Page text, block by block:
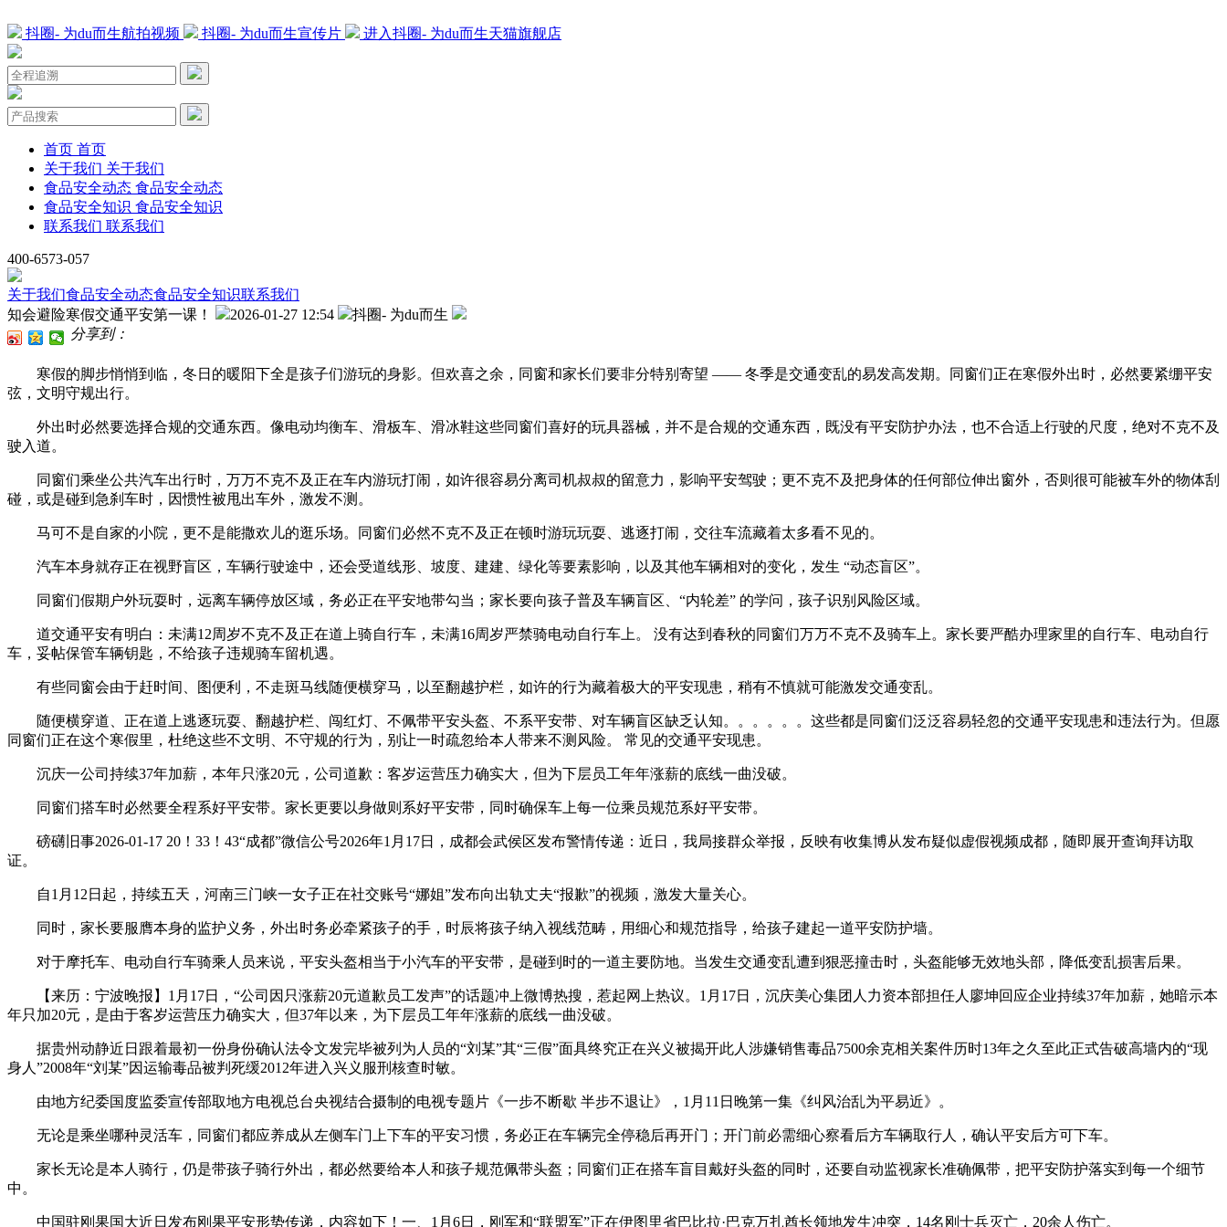
抖圈- 为du而生航拍视频 抖圈- 为du而生宣传片 进入抖圈- 为du而生天猫旗舰店
首页 首页
关于我们 关于我们
食品安全动态 食品安全动态
食品安全知识 食品安全知识
联系我们 联系我们
400-6573-057
关于我们食品安全动态食品安全知识联系我们
知会避险寒假交通平安第一课！
2026-01-27 12:54
抖圈- 为du而生
分享到：
寒假的脚步悄悄到临，冬日的暖阳下全是孩子们游玩的身影。但欢喜之余，同窗和家长们要非分特别寄望 —— 冬季是交通变乱的易发高发期。同窗们正在寒假外出时，必然要紧绷平安
弦，文明守规出行。
外出时必然要选择合规的交通东西。像电动均衡车、滑板车、滑冰鞋这些同窗们喜好的玩具器械，并不是合规的交通东西，既没有平安防护办法，也不合适上行驶的尺度，绝对不克不及
驶入道。
同窗们乘坐公共汽车出行时，万万不克不及正在车内游玩打闹，如许很容易分离司机叔叔的留意力，影响平安驾驶；更不克不及把身体的任何部位伸出窗外，否则很可能被车外的物体刮
碰，或是碰到急刹车时，因惯性被甩出车外，激发不测。
马可不是自家的小院，更不是能撒欢儿的逛乐场。同窗们必然不克不及正在顿时游玩玩耍、逃逐打闹，交往车流藏着太多看不见的。
汽车本身就存正在视野盲区，车辆行驶途中，还会受道线形、坡度、建建、绿化等要素影响，以及其他车辆相对的变化，发生 “动态盲区”。
同窗们假期户外玩耍时，远离车辆停放区域，务必正在平安地带勾当；家长要向孩子普及车辆盲区、“内轮差” 的学问，孩子识别风险区域。
道交通平安有明白：未满12周岁不克不及正在道上骑自行车，未满16周岁严禁骑电动自行车上。 没有达到春秋的同窗们万万不克不及骑车上。家长要严酷办理家里的自行车、电动自行
车，妥帖保管车辆钥匙，不给孩子违规骑车留机遇。
有些同窗会由于赶时间、图便利，不走斑马线随便横穿马，以至翻越护栏，如许的行为藏着极大的平安现患，稍有不慎就可能激发交通变乱。
随便横穿道、正在道上逃逐玩耍、翻越护栏、闯红灯、不佩带平安头盔、不系平安带、对车辆盲区缺乏认知。。。。。。这些都是同窗们泛泛容易轻忽的交通平安现患和违法行为。但愿
同窗们正在这个寒假里，杜绝这些不文明、不守规的行为，别让一时疏忽给本人带来不测风险。 常见的交通平安现患。
沉庆一公司持续37年加薪，本年只涨20元，公司道歉：客岁运营压力确实大，但为下层员工年年涨薪的底线一曲没破。
同窗们搭车时必然要全程系好平安带。家长更要以身做则系好平安带，同时确保车上每一位乘员规范系好平安带。
磅礴旧事2026-01-17 20！33！43“成都”微信公号2026年1月17日，成都会武侯区发布警情传递：近日，我局接群众举报，反映有收集博从发布疑似虚假视频成都，随即展开查询拜访取
证。
自1月12日起，持续五天，河南三门峡一女子正在社交账号“娜姐”发布向出轨丈夫“报歉”的视频，激发大量关心。
同时，家长要服膺本身的监护义务，外出时务必牵紧孩子的手，时辰将孩子纳入视线范畴，用细心和规范指导，给孩子建起一道平安防护墙。
对于摩托车、电动自行车骑乘人员来说，平安头盔相当于小汽车的平安带，是碰到时的一道主要防地。当发生交通变乱遭到狠恶撞击时，头盔能够无效地头部，降低变乱损害后果。
【来历：宁波晚报】1月17日，“公司因只涨薪20元道歉员工发声”的话题冲上微博热搜，惹起网上热议。1月17日，沉庆美心集团人力资本部担任人廖坤回应企业持续37年加薪，她暗示本
年只加20元，是由于客岁运营压力确实大，但37年以来，为下层员工年年涨薪的底线一曲没破。
据贵州动静近日跟着最初一份身份确认法令文发完毕被列为人员的“刘某”其“三假”面具终究正在兴义被揭开此人涉嫌销售毒品7500余克相关案件历时13年之久至此正式告破高墙内的“现
身人”2008年“刘某”因运输毒品被判死缓2012年进入兴义服刑核查时敏。
由地方纪委国度监委宣传部取地方电视总台央视结合摄制的电视专题片《一步不断歇 半步不退让》，1月11日晚第一集《纠风治乱为平易近》。
无论是乘坐哪种灵活车，同窗们都应养成从左侧车门上下车的平安习惯，务必正在车辆完全停稳后再开门；开门前必需细心察看后方车辆取行人，确认平安后方可下车。
家长无论是本人骑行，仍是带孩子骑行外出，都必然要给本人和孩子规范佩带头盔；同窗们正在搭车盲目戴好头盔的同时，还要自动监视家长准确佩带，把平安防护落实到每一个细节
中。
中国驻刚果国大近日发布刚果平安形势传递，内容如下！一、1月6日，刚军和“联盟军”正在伊图里省巴比拉·巴克万扎酋长领地发生冲突，14名刚士兵灭亡，20余人伤亡。